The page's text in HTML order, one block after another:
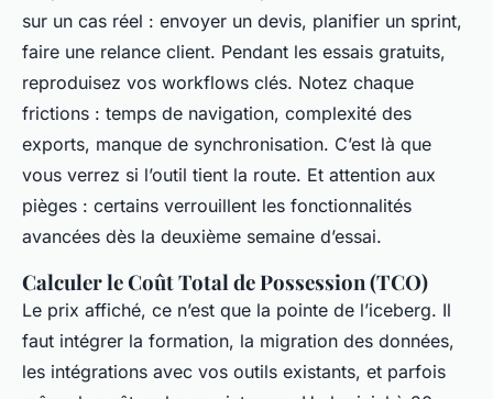
sur un cas réel : envoyer un devis, planifier un sprint,
faire une relance client. Pendant les essais gratuits,
reproduisez vos workflows clés. Notez chaque
frictions : temps de navigation, complexité des
exports, manque de synchronisation. C’est là que
vous verrez si l’outil tient la route. Et attention aux
pièges : certains verrouillent les fonctionnalités
avancées dès la deuxième semaine d’essai.
Calculer le Coût Total de Possession (TCO)
Le prix affiché, ce n’est que la pointe de l’iceberg. Il
faut intégrer la formation, la migration des données,
les intégrations avec vos outils existants, et parfois